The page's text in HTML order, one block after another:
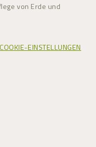
von Erde und
COOKIE-EINSTELLUNGEN